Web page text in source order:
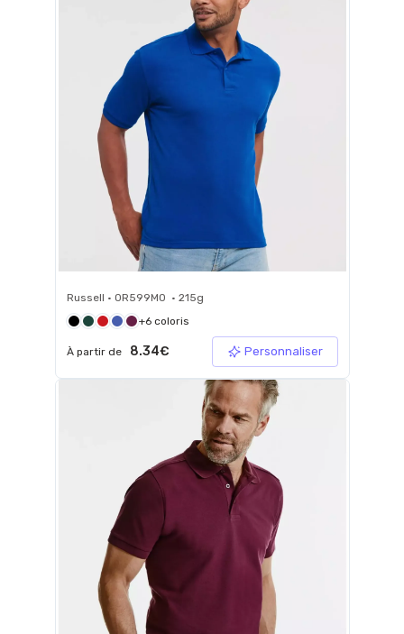
Russell • 0R599M0 • 215g
+6 coloris
À partir de 8.34€ Personnaliser